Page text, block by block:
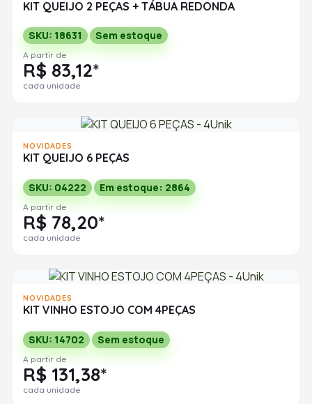
KIT QUEIJO 2 PEÇAS + TÁBUA REDONDA
SKU: 18631 Sem estoque
A partir de
R$ 83,12*
cada unidade
NOVIDADES
KIT QUEIJO 6 PEÇAS
SKU: 04222 Em estoque: 2864
A partir de
R$ 78,20*
cada unidade
NOVIDADES
KIT VINHO ESTOJO COM 4PEÇAS
SKU: 14702 Sem estoque
A partir de
R$ 131,38*
cada unidade